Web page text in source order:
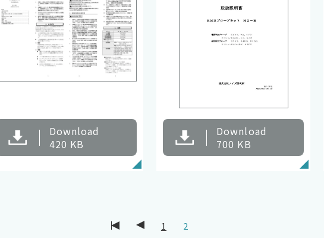
Download
420 KB
Download
700 KB
1 2